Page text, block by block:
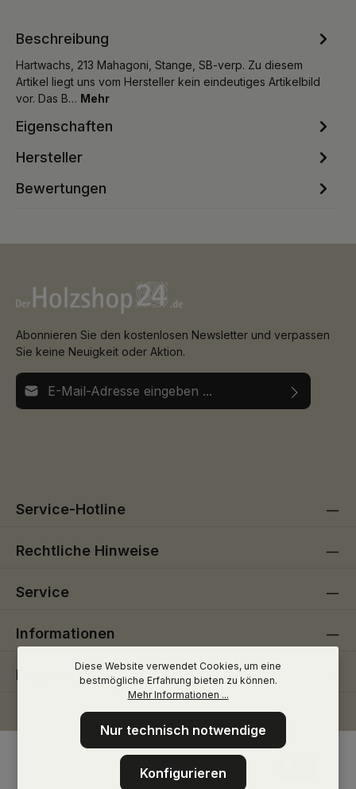
Beschreibung
Hartwachs, 213 Mahagoni, Stange, SB-verp. Zu diesem
Artikel liegt uns vom Hersteller kein eindeutiges Artikelbild
vor. Das B… Mehr
Eigenschaften
Hersteller
Bewertungen
Abonnieren Sie den kostenlosen Newsletter und verpassen
Sie keine Neuigkeit oder Aktion.
E-Mail-Adresse*
Service-Hotline
Rechtliche Hinweise
Service
Informationen
Folge uns
Diese Website verwendet Cookies, um eine
bestmögliche Erfahrung bieten zu können.
Mehr Informationen ...
Nur technisch notwendige
Konfigurieren